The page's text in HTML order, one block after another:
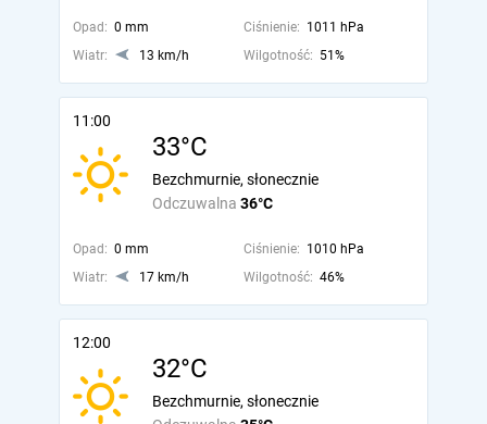
Opad: 0 mm Ciśnienie: 1011 hPa
Wiatr:
13 km/h Wilgotność: 51%
11:00
33°C
Odczuwalna 36°C
Bezchmurnie, słonecznie
Opad: 0 mm Ciśnienie: 1010 hPa
Wiatr:
17 km/h Wilgotność: 46%
12:00
32°C
Bezchmurnie, słonecznie